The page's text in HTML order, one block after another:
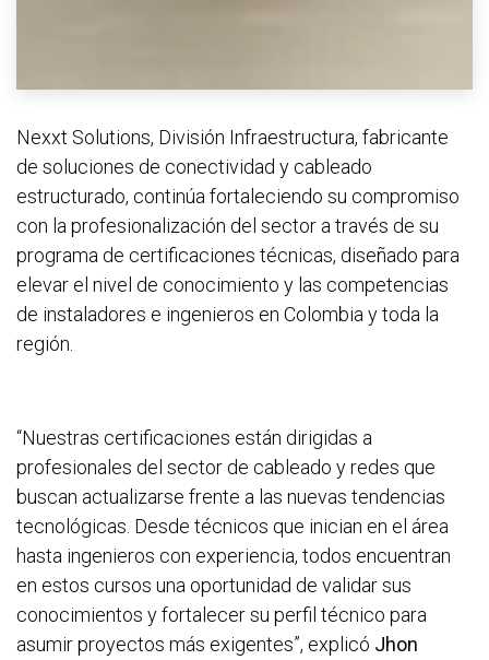
Nexxt Solutions, División Infraestructura, fabricante
de soluciones de conectividad y cableado
estructurado, continúa fortaleciendo su compromiso
con la profesionalización del sector a través de su
programa de certificaciones técnicas, diseñado para
elevar el nivel de conocimiento y las competencias
de instaladores e ingenieros en Colombia y toda la
región.
“Nuestras certificaciones están dirigidas a
profesionales del sector de cableado y redes que
buscan actualizarse frente a las nuevas tendencias
tecnológicas. Desde técnicos que inician en el área
hasta ingenieros con experiencia, todos encuentran
en estos cursos una oportunidad de validar sus
conocimientos y fortalecer su perfil técnico para
asumir proyectos más exigentes”, explicó Jhon